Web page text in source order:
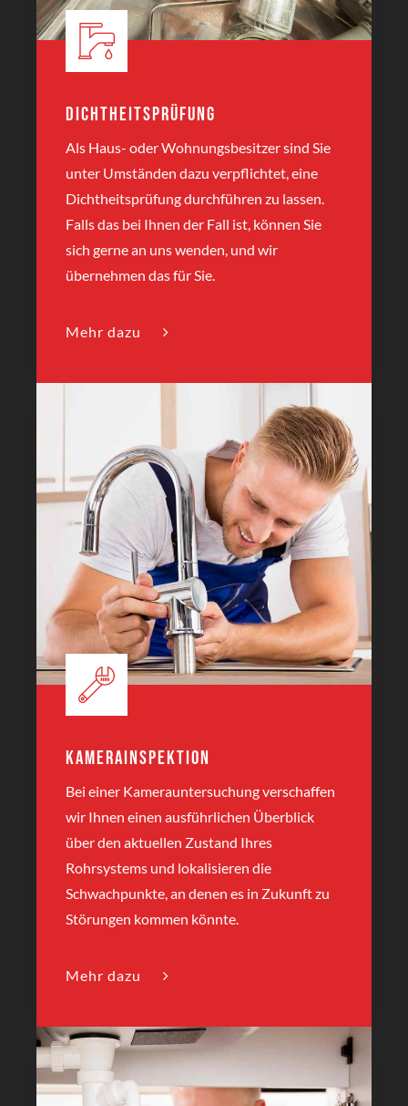
Dichtheitsprüfung
Als Haus- oder Wohnungsbesitzer sind Sie
unter Umständen dazu verpflichtet, eine
Dichtheitsprüfung durchführen zu lassen.
Falls das bei Ihnen der Fall ist, können Sie
sich gerne an uns wenden, und wir
übernehmen das für Sie.
Mehr dazu
Kamerainspektion
Bei einer Kamerauntersuchung verschaffen
wir Ihnen einen ausführlichen Überblick
über den aktuellen Zustand Ihres
Rohrsystems und lokalisieren die
Schwachpunkte, an denen es in Zukunft zu
Störungen kommen könnte.
Mehr dazu